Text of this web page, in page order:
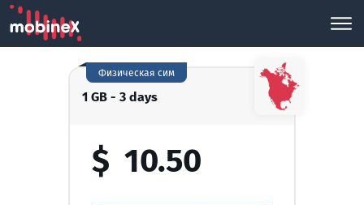
1 GB - 3 days
Физическая сим
$ 10.50